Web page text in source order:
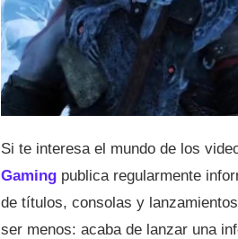
Si te interesa el mundo de los
Gaming publica regularmente
de títulos, consolas y
ser menos: acaba de lanzar una